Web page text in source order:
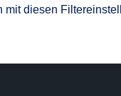
mit diesen